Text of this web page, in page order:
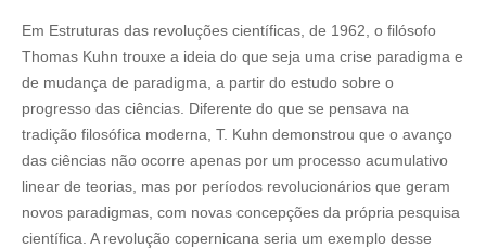
Em Estruturas das revoluções científicas, de 1962, o filósofo
Thomas Kuhn trouxe a ideia do que seja uma crise paradigma e
de mudança de paradigma, a partir do estudo sobre o
progresso das ciências. Diferente do que se pensava na
tradição filosófica moderna, T. Kuhn demonstrou que o avanço
das ciências não ocorre apenas por um processo acumulativo
linear de teorias, mas por períodos revolucionários que geram
novos paradigmas, com novas concepções da própria pesquisa
científica. A revolução copernicana seria um exemplo desse